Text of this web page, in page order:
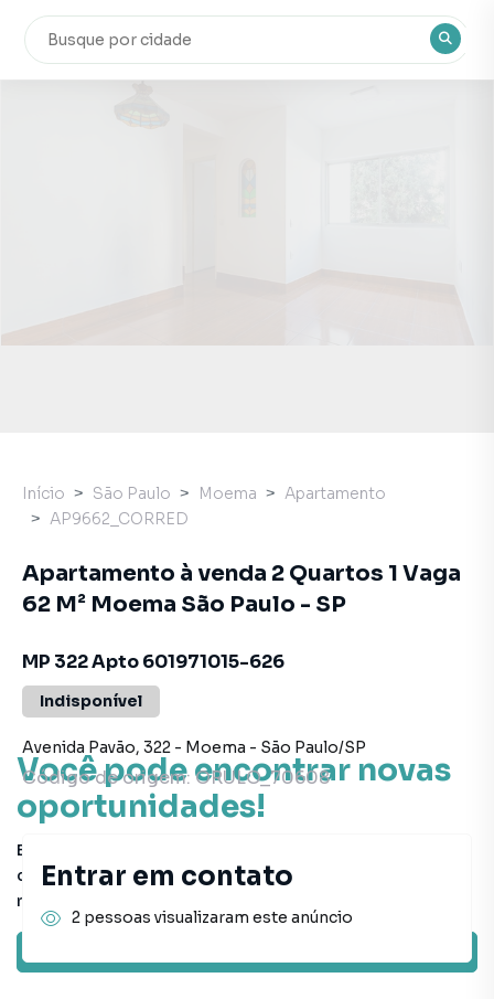
Você pode encontrar novas
oportunidades!
Este imóvel não está mais disponível, mas você pode
conferir outros em nosso site ou deixar seu contato para
receber mais informações.
Início São Paulo Moema
Apartamento
AP9662_CORRED
Apartamento à venda 2 Quartos 1 Vaga
62 M² Moema São Paulo - SP
MP 322 Apto 601971015-626
Indisponível
Avenida Pavão, 322 - Moema - São Paulo/SP
Código de origem: ORULO_70608
Entrar em contato
2 pessoas visualizaram este anúncio